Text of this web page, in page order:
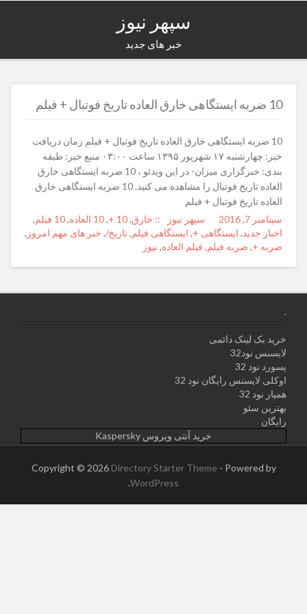
سپهر نیوز
خبر های جدید
10 ضربه ایستگاهی خارق العاده تاریخ فوتبال + فیلم
10 ضربه ایستگاهی خارق العاده تاریخ فوتبال + فیلم زمان دریافت
خبر: چهارشنبه ۱۷ شهریور ۱۳۹۵ ساعت ۰۳:۰۰ منبع خبر: طبقه
بندی: خبرگزاری میزان- در این ویدئو ، 10 ضربه ایستگاهی خارق
العاده تاریخ فوتبال را مشاهده می کنید. 10 ضربه ایستگاهی خارق
العاده تاریخ فوتبال + فیلم
Posted
on
سپتامبر 7, 2016 Author
Categories
سپهر نیوز Tags
:: خارق,
10 +
,10 العاده ,10 فیلم
,
اخبار جدید, ایستگاهی +, ایستگاهی فیلم,تاریخ/, خبر های مهم امروز ,
ضربه +, ضربه فیلم, فیلم العاده, نیوز
.
خرید بک لینک دائمی
لایسنس نود32
پسورد نود 32
اوکلی لایسنس رایگان نود 32
همیار نود 32
بهترین سئو
رایگان
خرید آنتی ویروس Kaspersky
Copyright © 2026 Directory Starter Theme - Powered by
WordPress
.